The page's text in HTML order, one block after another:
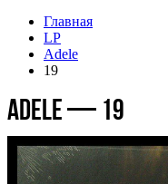
Главная
LP
Adele
19
Adele — 19